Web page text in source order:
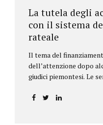
La tutela degli
con il sistema
rateale
Il tema del
dell’attenzione dopo
giudici piemontesi. Le
incidere sul calcolo del